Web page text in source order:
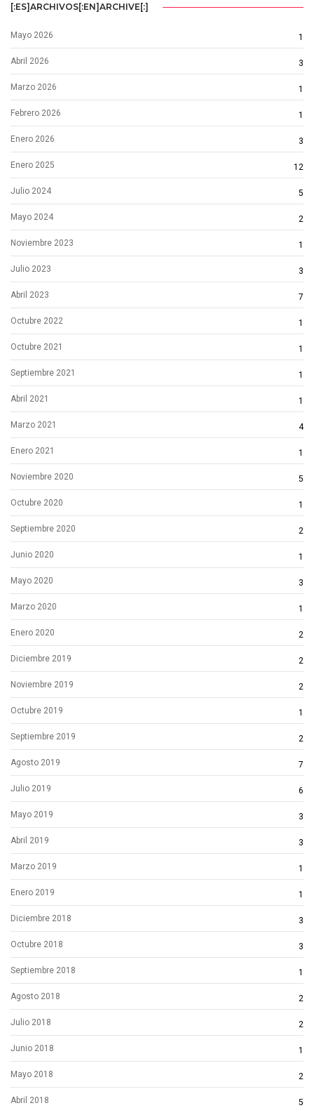
[:ES]ARCHIVOS[:EN]ARCHIVE[:]
Mayo 2026 1
Abril 2026 3
Marzo 2026 1
Febrero 2026 1
Enero 2026 3
Enero 2025 12
Julio 2024 5
Mayo 2024 2
Noviembre 2023 1
Julio 2023 3
Abril 2023 7
Octubre 2022 1
Octubre 2021 1
Septiembre 2021 1
Abril 2021 1
Marzo 2021 4
Enero 2021 1
Noviembre 2020 5
Octubre 2020 1
Septiembre 2020 2
Junio 2020 1
Mayo 2020 3
Marzo 2020 1
Enero 2020 2
Diciembre 2019 2
Noviembre 2019 2
Octubre 2019 1
Septiembre 2019 2
Agosto 2019 7
Julio 2019 6
Mayo 2019 3
Abril 2019 3
Marzo 2019 1
Enero 2019 1
Diciembre 2018 3
Octubre 2018 3
Septiembre 2018 1
Agosto 2018 2
Julio 2018 2
Junio 2018 1
Mayo 2018 2
Abril 2018 5